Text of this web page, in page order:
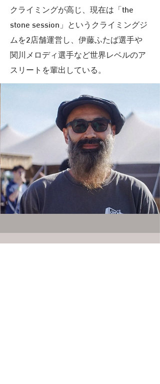
クライミングが高じ、現在は「the
stone session」というクライミングジ
ムを2店舗運営し、伊藤ふたば選手や
関川メロディ選手など世界レベルのア
スリートを輩出している。